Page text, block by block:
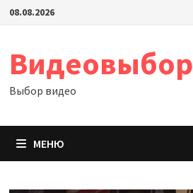
Перейти
08.08.2026
Видеовыбор
Выбор видео
МЕНЮ